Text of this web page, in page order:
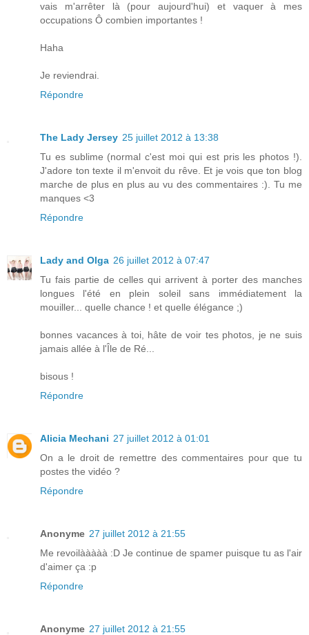
vais m'arrêter là (pour aujourd'hui) et vaquer à mes
occupations Ô combien importantes !
Haha
Je reviendrai.
Répondre
The Lady Jersey 25 juillet 2012 à 13:38
Tu es sublime (normal c'est moi qui est pris les photos !).
J'adore ton texte il m'envoit du rêve. Et je vois que ton blog
marche de plus en plus au vu des commentaires :). Tu me
manques <3
Répondre
Lady and Olga 26 juillet 2012 à 07:47
Tu fais partie de celles qui arrivent à porter des manches
longues l'été en plein soleil sans immédiatement la
mouiller... quelle chance ! et quelle élégance ;)
bonnes vacances à toi, hâte de voir tes photos, je ne suis
jamais allée à l'Île de Ré...
bisous !
Répondre
Alicia Mechani 27 juillet 2012 à 01:01
On a le droit de remettre des commentaires pour que tu
postes the vidéo ?
Répondre
Anonyme 27 juillet 2012 à 21:55
Me revoilààààà :D Je continue de spamer puisque tu as l'air
d'aimer ça :p
Répondre
Anonyme 27 juillet 2012 à 21:55